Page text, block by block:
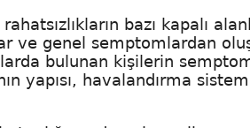
bazı kapalı
ve genel semptomlardan
bulunan kişilerin
yapısı, havalandırma